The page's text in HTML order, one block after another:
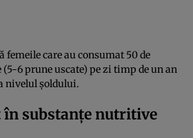
femeile care au consumat 50 de
(5-6 prune uscate) pe zi timp de un an
nivelul șoldului.
în substanțe nutritive